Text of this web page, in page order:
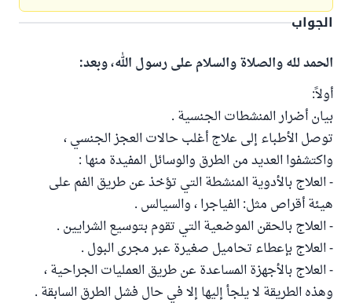
الجواب
الحمد لله والصلاة والسلام على رسول الله، وبعد:
أولاً:
بيان أضرار المنشطات الجنسية .
توصل الأطباء إلى علاج أغلب حالات العجز الجنسي ،
واكتشفوا العديد من الطرق والوسائل المفيدة منها :
- العلاج بالأدوية المنشطة التي تؤخذ عن طريق الفم على
هيئة أقراص مثل: الفياجرا ، والسيالس .
- العلاج بالحقن الموضعية التي تقوم بتوسيع الشرايين .
- العلاج بإعطاء تحاميل صغيرة عبر مجرى البول .
- العلاج بالأجهزة المساعدة عن طريق العمليات الجراحية ،
وهذه الطريقة لا يلجأ إليها إلا في حال فشل الطرق السابقة .